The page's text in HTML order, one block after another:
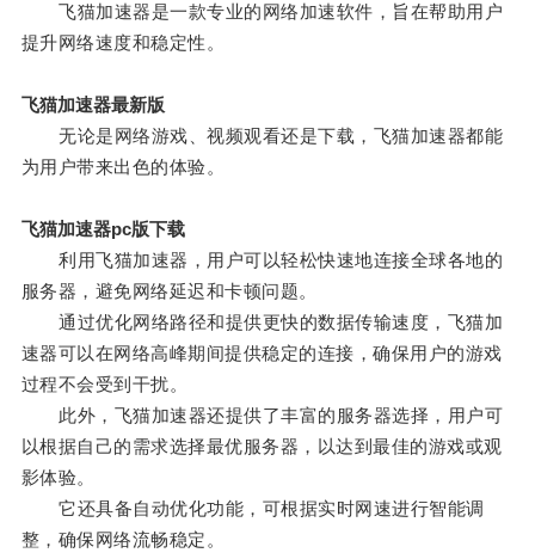
飞猫加速器是一款专业的网络加速软件，旨在帮助用户
提升网络速度和稳定性。
飞猫加速器最新版
无论是网络游戏、视频观看还是下载，飞猫加速器都能
为用户带来出色的体验。
飞猫加速器pc版下载
利用飞猫加速器，用户可以轻松快速地连接全球各地的
服务器，避免网络延迟和卡顿问题。
通过优化网络路径和提供更快的数据传输速度，飞猫加
速器可以在网络高峰期间提供稳定的连接，确保用户的游戏
过程不会受到干扰。
此外，飞猫加速器还提供了丰富的服务器选择，用户可
以根据自己的需求选择最优服务器，以达到最佳的游戏或观
影体验。
它还具备自动优化功能，可根据实时网速进行智能调
整，确保网络流畅稳定。